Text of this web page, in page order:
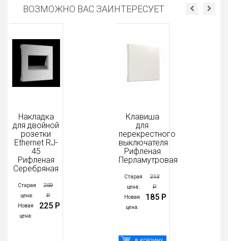
ВОЗМОЖНО ВАС ЗАИНТЕРЕСУЕТ
Накладка
для двойной
розетки
Еthernet RJ-
45
Рифленая
Серебряная
Старая
цена:
259
Р
Новая
цена:
225 Р
Клавиша
для
перекрестного
выключателя
Рифленая
Перламутровая
Старая
цена:
213
Р
Новая
цена:
185 Р